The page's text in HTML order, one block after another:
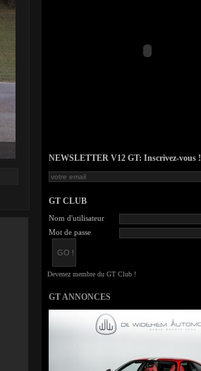
NEWSLETTER V12 GT: Inscrivez-vous !
GT CLUB
Nom d'utilisateur
Mot de passe
GT ANNONCES